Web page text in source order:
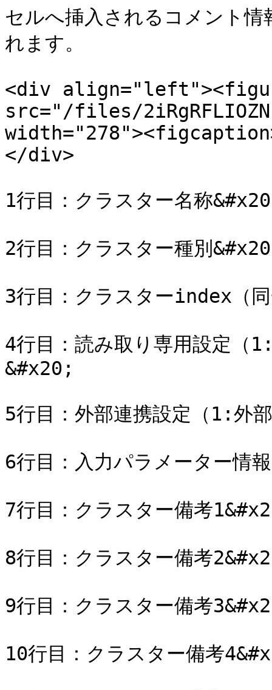
セルへ挿入されるコメント
れます。
<div
src="/files/
</div>
1行目：クラスター名称
2行目：クラスター種別
3行目：クラスターindex（
4行目：読み取り専用設定（
&#x20;
5行目：外部連携設定（1:外
6行目：入力パラメーター情
7行目：クラスター備考
8行目：クラスター備考
9行目：クラスター備考
10行目：クラスター備考